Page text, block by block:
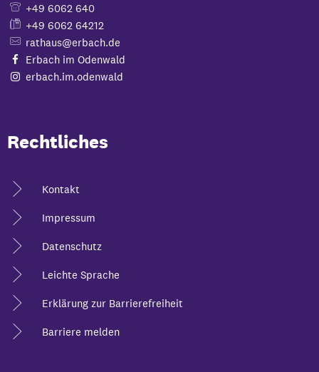
+49 6062 640
+49 6062 64212
rathaus@erbach.de
Erbach im Odenwald
erbach.im.odenwald
Rechtliches
Kontakt
Impressum
Datenschutz
Leichte Sprache
Erklärung zur Barrierefreiheit
Barriere melden